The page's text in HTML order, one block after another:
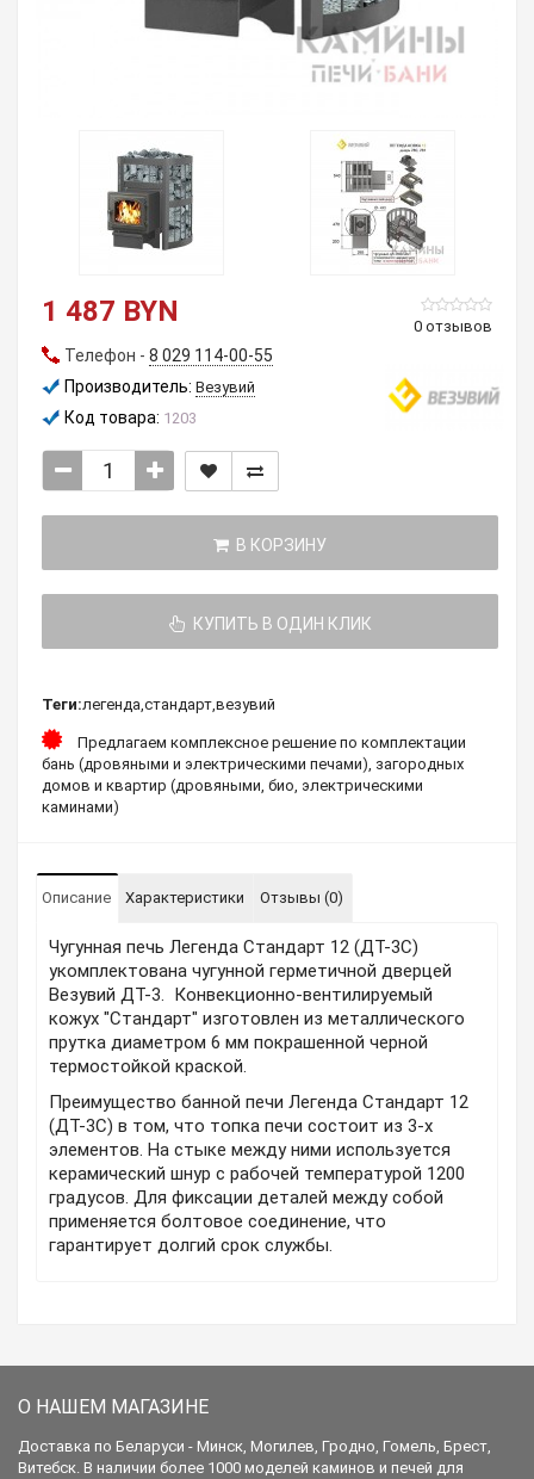
0 отзывов
1 487 BYN
Телефон - 8 029 114-00-55
Производитель: Везувий
Код товара: 1203
В КОРЗИНУ
КУПИТЬ В ОДИН КЛИК
Теги:легенда,стандарт,везувий
Предлагаем комплексное решение по комплектации
бань (дровяными и электрическими печами), загородных
домов и квартир (дровяными, био, электрическими
каминами)
Описание Характеристики Отзывы (0)
Чугунная печь Легенда Стандарт 12 (ДT-3С)
укомплектована чугунной герметичной дверцей
Везувий ДT-3. Конвекционно-вентилируемый
кожух "Стандарт" изготовлен из металлического
прутка диаметром 6 мм покрашенной черной
термостойкой краской.
Преимущество банной печи Легенда Стандарт 12
(ДT-3С) в том, что топка печи состоит из 3-х
элементов. На стыке между ними используется
керамический шнур с рабочей температурой 1200
градусов. Для фиксации деталей между собой
применяется болтовое соединение, что
гарантирует долгий срок службы.
О НАШЕМ МАГАЗИНЕ
Доставка по Беларуси - Минск, Могилев, Гродно, Гомель, Брест,
Витебск. В наличии более 1000 моделей каминов и печей для